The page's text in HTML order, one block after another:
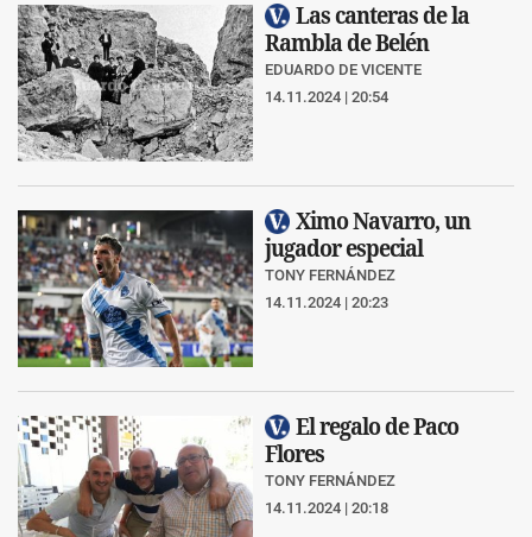
Las canteras de la
Rambla de Belén
EDUARDO DE VICENTE
14.11.2024 | 20:54
Ximo Navarro, un
jugador especial
TONY FERNÁNDEZ
14.11.2024 | 20:23
El regalo de Paco
Flores
TONY FERNÁNDEZ
14.11.2024 | 20:18